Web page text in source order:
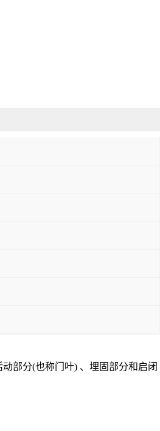
部分(也称门叶) 、埋固部分和启闭